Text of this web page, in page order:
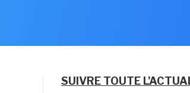
SUIVRE TOUTE